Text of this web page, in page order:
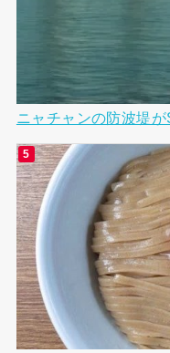
ニャチャンの防波堤